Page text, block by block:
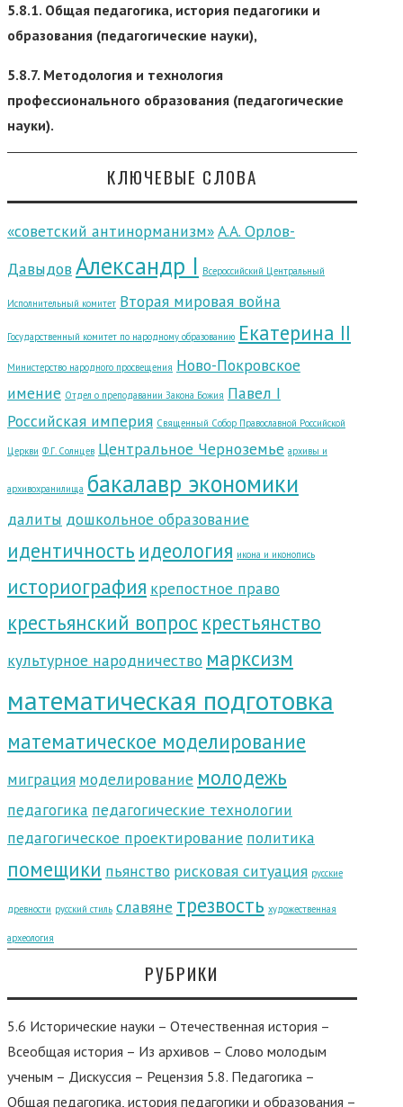
5.8.1. Общая педагогика, история педагогики и
образования (педагогические науки),
5.8.7. Методология и технология
профессионального образования (педагогические
науки).
КЛЮЧЕВЫЕ СЛОВА
«советский антинорманизм»А.А. Орлов-
Давыдов Александр I Всероссийский Центральный
Исполнительный комитет Вторая мировая война
Государственный комитет по народному образованию Екатерина II
Министерство народного просвещения Ново-Покровское
имение Отдел о преподавании Закона Божия Павел I
Российская империя Священный Собор Православной Российской
Церкви Ф.Г. Солнцев Центральное Черноземье архивы и
архивохранилища бакалавр экономики
далиты дошкольное образование
идентичность идеология икона и иконопись
историография крепостное право
крестьянский вопрос крестьянство
культурное народничество марксизм
математическая подготовка
математическое моделирование
миграция моделирование молодежь
педагогика педагогические технологии
педагогическое проектирование политика
помещики пьянство рисковая ситуация русские
древности русский стиль славяне трезвость художественная
археология
РУБРИКИ
5.6 Исторические науки – Отечественная история –
Всеобщая история – Из архивов – Слово молодым
ученым – Дискуссия – Рецензия 5.8. Педагогика –
Общая педагогика, история педагогики и образования –